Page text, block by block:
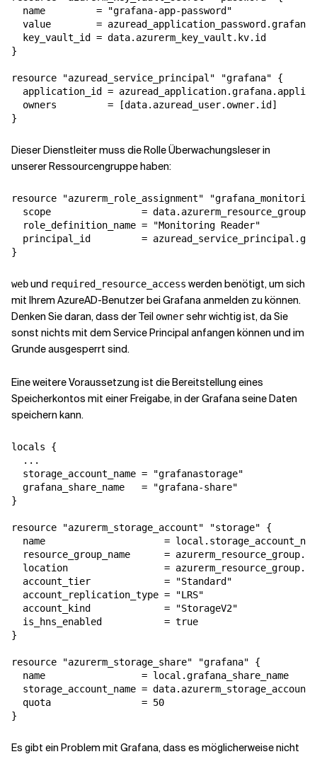
  name         = "grafana-app-password"
value        =
  key_vault_id = data.azurerm_key_vault.kv.id
}
resource "azuread_service_principal" "grafana" {
application_id =
  owners         = [data.azuread_user.owner.id]
}
Dieser Dienstleiter muss die Rolle Überwachungsleser in
unserer Ressourcengruppe haben:
resource "azurerm_role_assignment"
scope                =
  role_definition_name = "Monitoring Reader"
principal_id         =
}
webund required_resource_access werden benötigt, um sich
mit Ihrem AzureAD-Benutzer bei Grafana anmelden zu können.
Denken Sie daran, dass der Teil ownersehr wichtig ist, da Sie
sonst nichts mit dem Service Principal anfangen können und im
Grunde ausgesperrt sind.
Eine weitere Voraussetzung ist die Bereitstellung eines
Speicherkontos mit einer Freigabe, in der Grafana seine Daten
speichern kann.
locals {
  ...
  storage_account_name = "grafanastorage"
  grafana_share_name   = "grafana-share"
}
resource "azurerm_storage_account" "storage" {
name                     =
resource_group_name      =
location                 =
  account_tier             = "Standard"
  account_replication_type = "LRS"
  account_kind             = "StorageV2"
  is_hns_enabled           = true
}
resource "azurerm_storage_share" "grafana" {
  name                 = local.grafana_share_name
storage_account_name =
  quota                = 50
}
Es gibt ein Problem mit Grafana, dass es möglicherweise nicht